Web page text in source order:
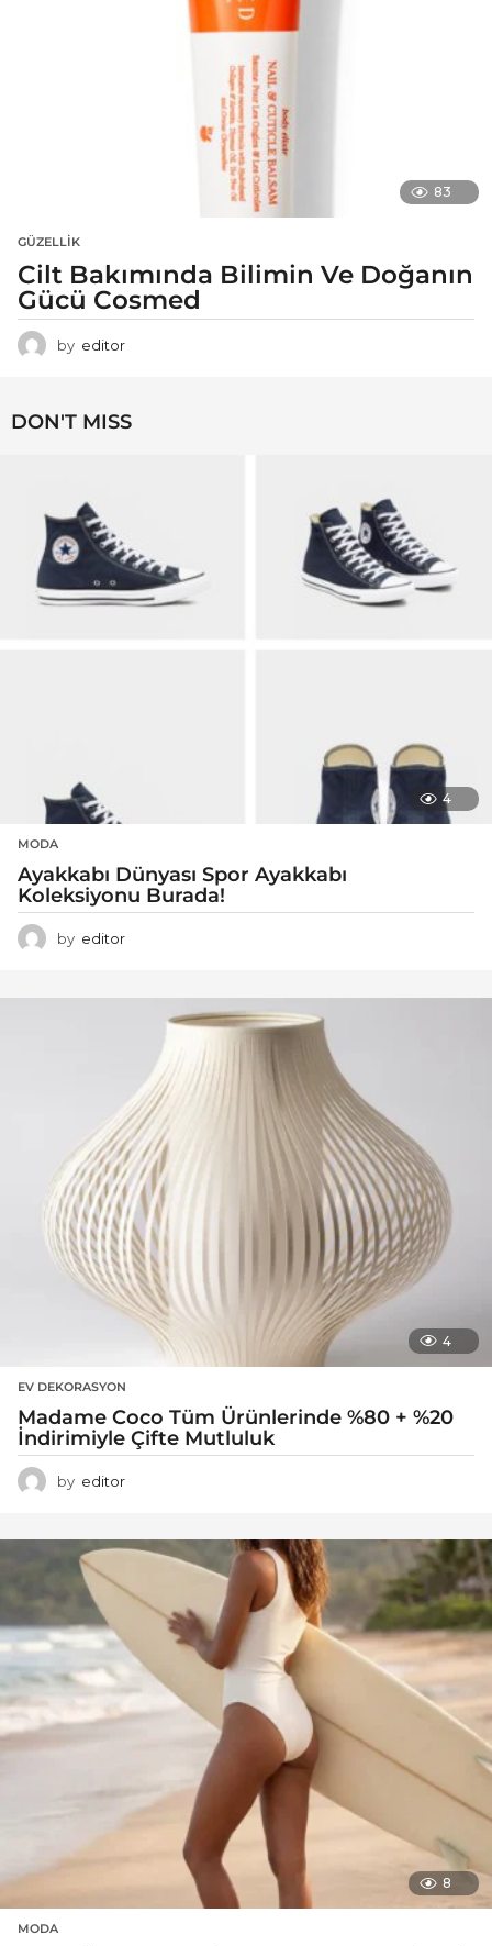
83
GÜZELLIK
Cilt Bakımında Bilimin Ve Doğanın
Gücü Cosmed
by editor
DON'T MISS
4
MODA
Ayakkabı Dünyası Spor Ayakkabı
Koleksiyonu Burada!
by editor
4
EV DEKORASYON
Madame Coco Tüm Ürünlerinde %80 + %20
İndirimiyle Çifte Mutluluk
by editor
8
MODA